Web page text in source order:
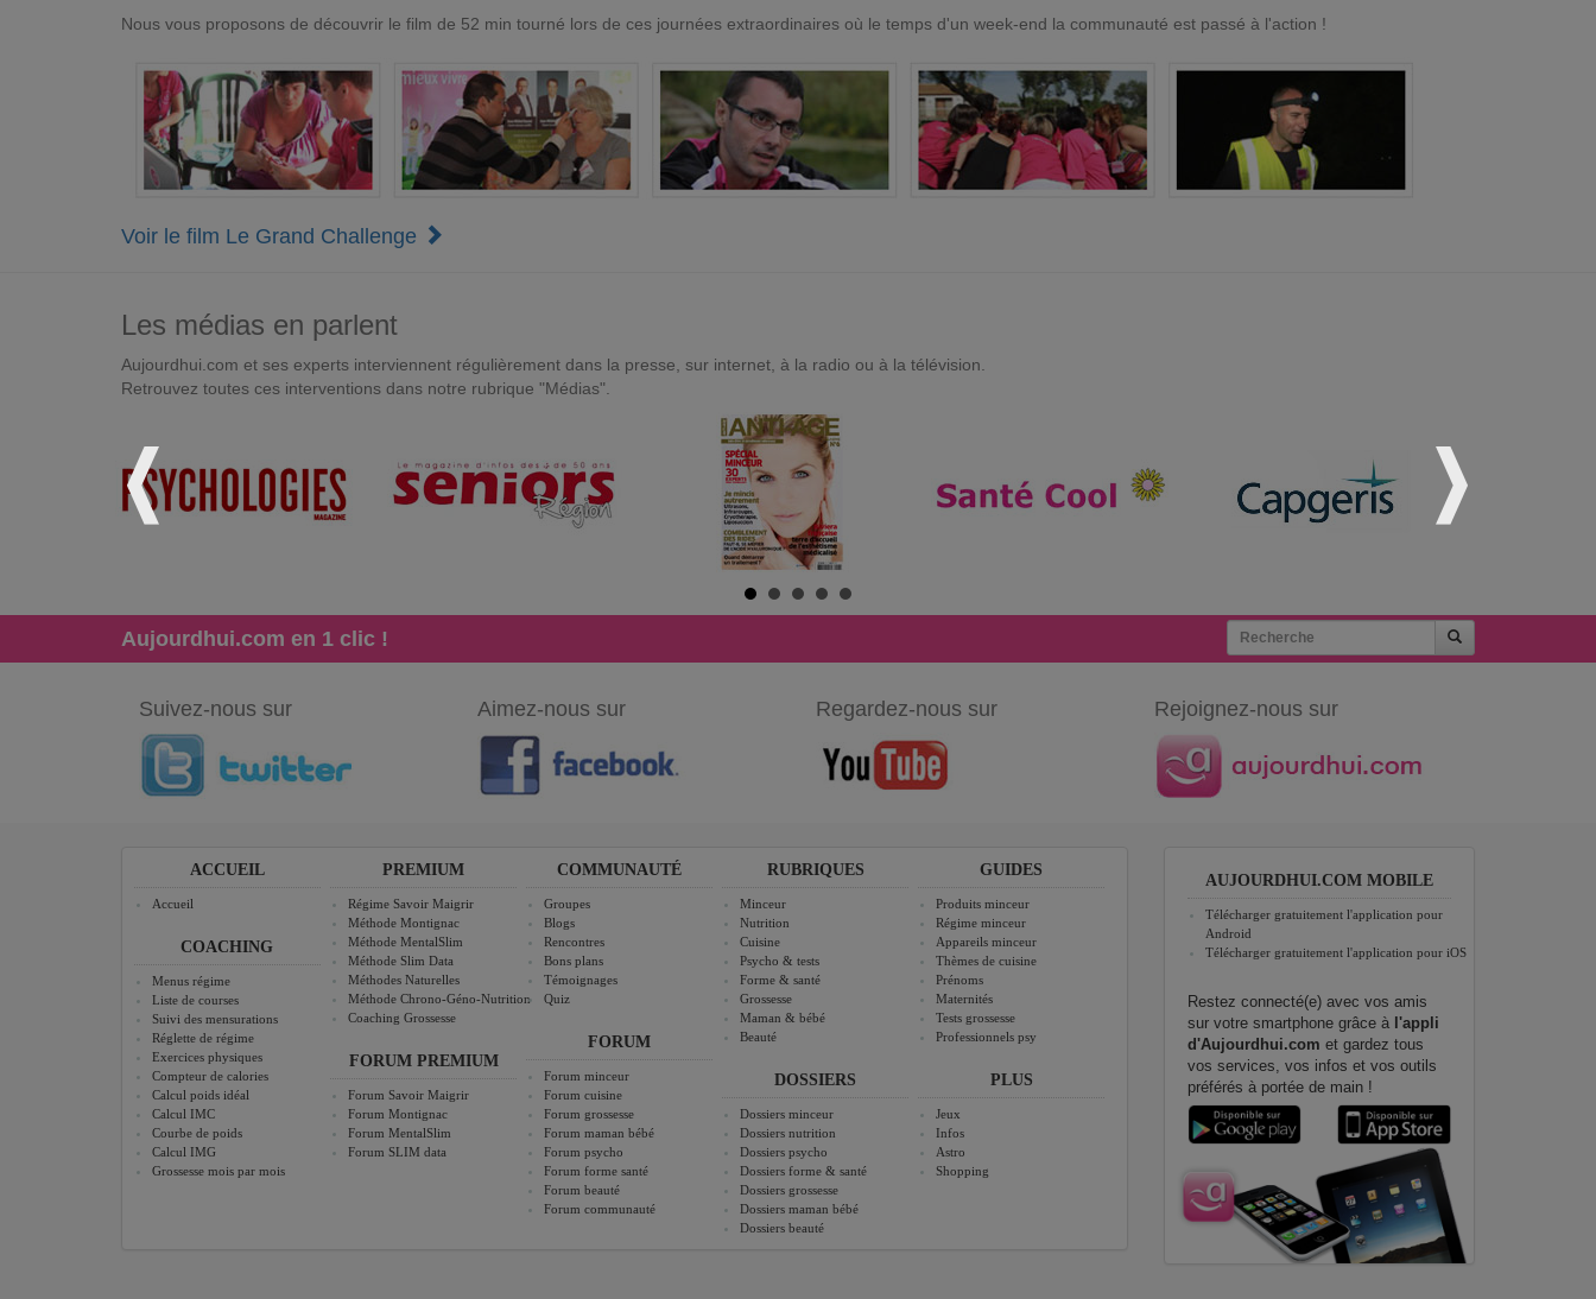
Nous vous proposons de découvrir le film de 52 min tourné lors de ces journées extraordinaires où le temps d'un week-end la communauté est passé à l'action !
Voir le film Le Grand Challenge
Les médias en parlent
Aujourdhui.com et ses experts interviennent régulièrement dans la presse, sur internet, à la radio ou à la télévision.
Retrouvez toutes ces interventions dans notre rubrique "Médias".
Aujourdhui.com en 1 clic !
Suivez-nous sur Aimez-nous sur Regardez-nous sur Rejoignez-nous sur
ACCUEIL
Accueil
COACHING
Menus régime
Liste de courses
Suivi des mensurations
Réglette de régime
Exercices physiques
Compteur de calories
Calcul poids idéal
Calcul IMC
Courbe de poids
Calcul IMG
Grossesse mois par mois
PREMIUM
Régime Savoir Maigrir
Méthode Montignac
Méthode MentalSlim
Méthode Slim Data
Méthodes Naturelles
Méthode Chrono-Géno-Nutrition
Coaching Grossesse
FORUM PREMIUM
Forum Savoir Maigrir
Forum Montignac
Forum MentalSlim
Forum SLIM data
COMMUNAUTÉ
Groupes
Blogs
Rencontres
Bons plans
Témoignages
Quiz
FORUM
Forum minceur
Forum cuisine
Forum grossesse
Forum maman bébé
Forum psycho
Forum forme santé
Forum beauté
Forum communauté
RUBRIQUES
Minceur
Nutrition
Cuisine
Psycho & tests
Forme & santé
Grossesse
Maman & bébé
Beauté
DOSSIERS
Dossiers minceur
Dossiers nutrition
Dossiers psycho
Dossiers forme & santé
Dossiers grossesse
Dossiers maman bébé
Dossiers beauté
GUIDES
Produits minceur
Régime minceur
Appareils minceur
Thèmes de cuisine
Prénoms
Maternités
Tests grossesse
Professionnels psy
PLUS
Jeux
Infos
Astro
Shopping
AUJOURDHUI.COM MOBILE
Télécharger gratuitement l'application pour
Android
Télécharger gratuitement l'application pour iOS
Restez connecté(e) avec vos amis
sur votre smartphone grâce à l'appli
d'Aujourdhui.com et gardez tous
vos services, vos infos et vos outils
préférés à portée de main !